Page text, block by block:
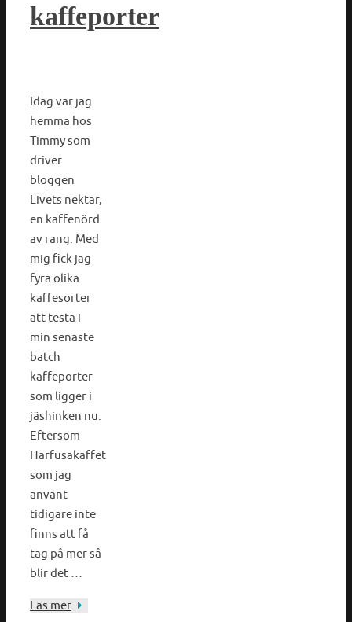
kaffeporter
Idag var jag
hemma hos
Timmy som
driver
bloggen
Livets nektar,
en kaffenörd
av rang. Med
mig fick jag
fyra olika
kaffesorter
att testa i
min senaste
batch
kaffeporter
som ligger i
jäshinken nu.
Eftersom
Harfusakaffet
som jag
använt
tidigare inte
finns att få
tag på mer så
blir det …
Läs mer